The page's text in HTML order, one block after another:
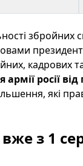
збройних
кадрових
росії від
які
вже з 1